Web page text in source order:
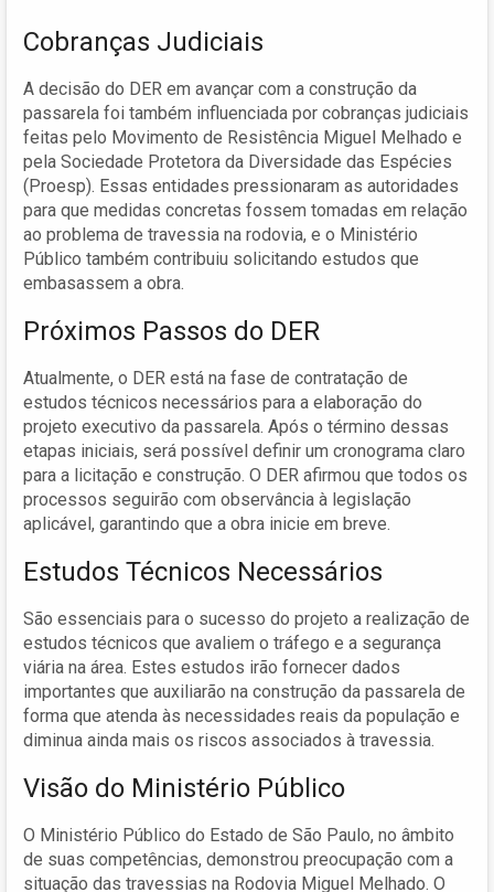
Cobranças Judiciais
A decisão do DER em avançar com a construção da
passarela foi também influenciada por cobranças judiciais
feitas pelo Movimento de Resistência Miguel Melhado e
pela Sociedade Protetora da Diversidade das Espécies
(Proesp). Essas entidades pressionaram as autoridades
para que medidas concretas fossem tomadas em relação
ao problema de travessia na rodovia, e o Ministério
Público também contribuiu solicitando estudos que
embasassem a obra.
Próximos Passos do DER
Atualmente, o DER está na fase de contratação de
estudos técnicos necessários para a elaboração do
projeto executivo da passarela. Após o término dessas
etapas iniciais, será possível definir um cronograma claro
para a licitação e construção. O DER afirmou que todos os
processos seguirão com observância à legislação
aplicável, garantindo que a obra inicie em breve.
Estudos Técnicos Necessários
São essenciais para o sucesso do projeto a realização de
estudos técnicos que avaliem o tráfego e a segurança
viária na área. Estes estudos irão fornecer dados
importantes que auxiliarão na construção da passarela de
forma que atenda às necessidades reais da população e
diminua ainda mais os riscos associados à travessia.
Visão do Ministério Público
O Ministério Público do Estado de São Paulo, no âmbito
de suas competências, demonstrou preocupação com a
situação das travessias na Rodovia Miguel Melhado. O